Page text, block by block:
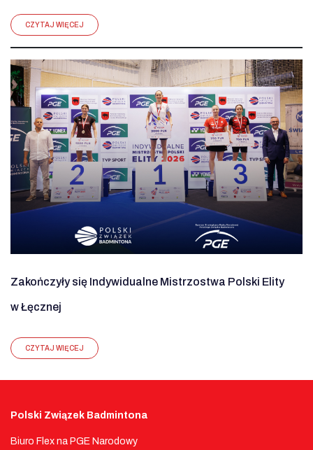
CZYTAJ WIĘCEJ
Zakończyły się Indywidualne Mistrzostwa Polski Elity
w Łęcznej
CZYTAJ WIĘCEJ
Polski Związek Badmintona
Biuro Flex na PGE Narodowy